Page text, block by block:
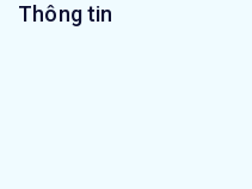
Thông tin